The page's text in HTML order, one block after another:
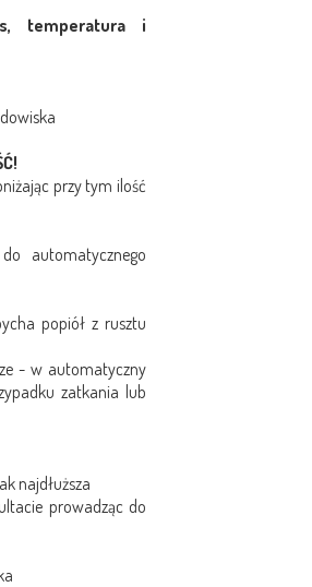
temperatura i
przy tym ilość
do automatycznego
popiół z rusztu
- w automatyczny
zatkania lub
najdłuższa
prowadząc do